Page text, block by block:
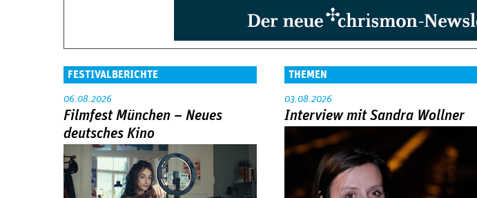
FESTIVALBERICHTE
06.08.2026
Filmfest München – Neues
deutsches Kino
THEMEN
03.08.2026
Interview mit Sandra Wollner